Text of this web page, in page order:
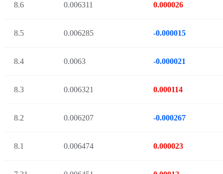
8.6 0.006311 0.000026
8.5 0.006285 -0.000015
8.4 0.0063 -0.000021
8.3 0.006321 0.000114
8.2 0.006207 -0.000267
8.1 0.006474 0.000023